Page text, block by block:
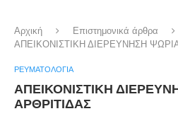
Αρχική Επιστημονικά άρθρα
ΑΠΕΙΚΟΝΙΣΤΙΚΗ ΔΙΕΡΕΥΝΗΣΗ
ΡΕΥΜΑΤΟΛΟΓΊΑ
ΑΠΕΙΚΟΝΙΣΤΙΚΗ
ΑΡΘΡΙΤΙΔΑΣ